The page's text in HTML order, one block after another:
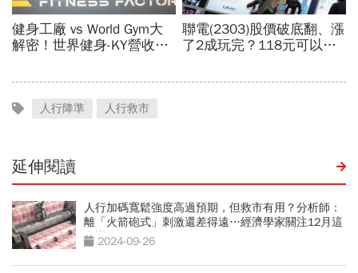
人行降準 人行救市
延伸閱讀
人行加碼寬鬆強度高過預期，但救市有用？分析師：
離「火箭砲式」刺激還差得遠…經濟學家關注12月這
會議2024-09-26